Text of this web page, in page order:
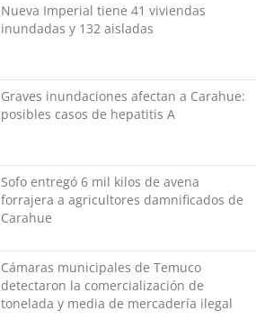
Nueva Imperial tiene 41 viviendas
inundadas y 132 aisladas
Graves inundaciones afectan a Carahue:
posibles casos de hepatitis A
Sofo entregó 6 mil kilos de avena
forrajera a agricultores damnificados de
Carahue
Cámaras municipales de Temuco
detectaron la comercialización de
tonelada y media de mercadería ilegal